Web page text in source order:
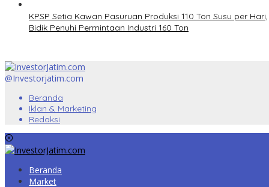
KPSP Setia Kawan Pasuruan Produksi 110 Ton Susu per Hari,
Bidik Penuhi Permintaan Industri 160 Ton
@Investorjatim.com
Beranda
Iklan & Marketing
Redaksi
Beranda
Market